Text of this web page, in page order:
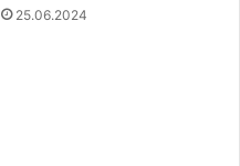
25.06.2024